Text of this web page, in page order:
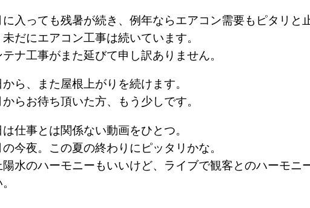
に入っても残暑が続き、例年ならエアコン需要もピタリと
未だにエアコン工事は続いています。
テナ工事がまた延びて申し訳ありません。
から、また屋根上がりを続けます。
からお待ち頂いた方、もう少しです。
仕事とは関係ない動画をひとつ。
今夜。この夏の終わりにピッタリかな。
陽水のハーモニーもいいけど、ライブで観客とのハーモニ